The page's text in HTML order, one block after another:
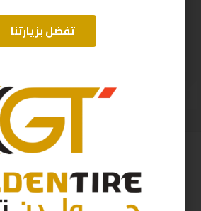
( شامل الضريبة ) 613ر.س
تفضل بزيارتنا